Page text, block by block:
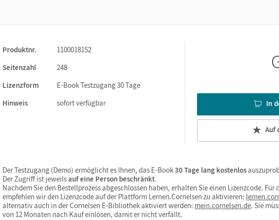
Produktnr.
1100018152
Seitenzahl
248
Lizenzform
E-Book Testzugang 30 Tage
Hinweis
sofort verfügbar In
Auf
Der Testzugang (Demo) ermöglicht es Ihnen, das E-Book30 Tage lang kostenlos
Der Zugriff ist jeweilsauf eine Person beschränkt.
Nachdem Sie den Bestellprozess abgeschlossen haben, erhalten Sie einen Lizenzcode.
empfehlen wir den Lizenzcode auf der Plattform Lernen.Cornelsen zu aktivieren:
alternativ auch in der Cornelsen E-Bibliothek aktiviert werden: mein.cornelsen.de. Sie
von 12 Monaten nach Kauf einlösen, damit er nicht verfällt.